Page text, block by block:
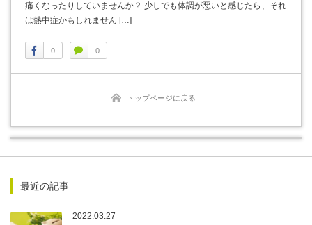
痛くなったりしていませんか？ 少しでも体調が悪いと感じたら、それ
は熱中症かもしれません […]
0 0
トップページに戻る
最近の記事
2022.03.27